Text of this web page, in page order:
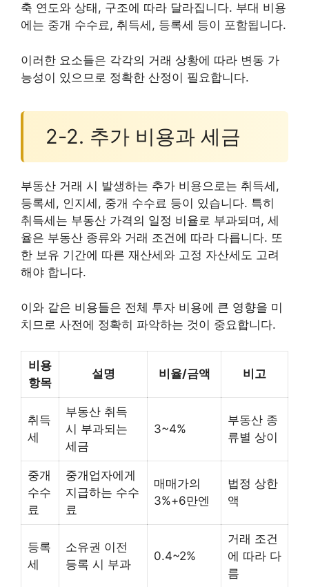
축 연도와 상태, 구조에 따라 달라집니다. 부대 비용
에는 중개 수수료, 취득세, 등록세 등이 포함됩니다.
이러한 요소들은 각각의 거래 상황에 따라 변동 가
능성이 있으므로 정확한 산정이 필요합니다.
2-2. 추가 비용과 세금
부동산 거래 시 발생하는 추가 비용으로는 취득세,
등록세, 인지세, 중개 수수료 등이 있습니다. 특히
취득세는 부동산 가격의 일정 비율로 부과되며, 세
율은 부동산 종류와 거래 조건에 따라 다릅니다. 또
한 보유 기간에 따른 재산세와 고정 자산세도 고려
해야 합니다.
이와 같은 비용들은 전체 투자 비용에 큰 영향을 미
치므로 사전에 정확히 파악하는 것이 중요합니다.
비용
항목
설명 비율/금액 비고
취득
세
부동산 취득
시 부과되는
세금
3~4%
부동산 종
류별 상이
중개
수수
료
중개업자에게
지급하는 수수
료
매매가의
3%+6만엔
법정 상한
액
등록
세
소유권 이전
등록 시 부과
0.4~2%
거래 조건
에 따라 다
름